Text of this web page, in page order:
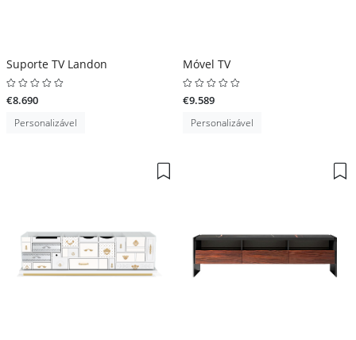
Suporte TV Landon
€8.690
Personalizável
Móvel TV
€9.589
Personalizável